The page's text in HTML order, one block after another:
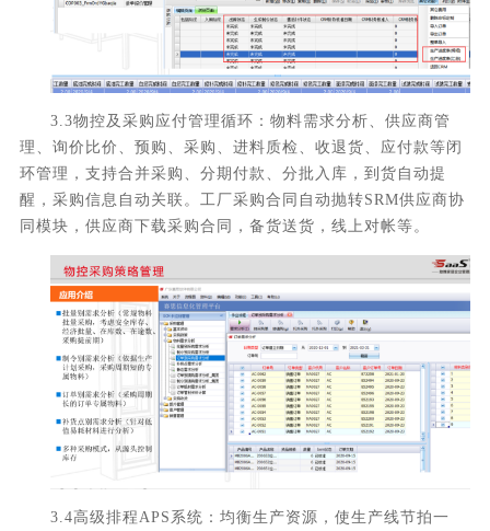
3.3物控及采购应付管理循环：物料需求分析、供应商管
理、询价比价、预购、采购、进料质检、收退货、应付款等闭
环管理，支持合并采购、分期付款、分批入库，到货自动提
醒，采购信息自动关联。工厂采购合同自动抛转SRM供应商协
同模块，供应商下载采购合同，备货送货，线上对帐等。
3.4高级排程APS系统：均衡生产资源，使生产线节拍一